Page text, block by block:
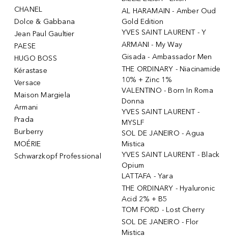
CHANEL
Dolce & Gabbana
Jean Paul Gaultier
PAESE
HUGO BOSS
Kérastase
Versace
Maison Margiela
Armani
Prada
Burberry
MOÉRIE
Schwarzkopf Professional
AL HARAMAIN - Amber Oud
Gold Edition
YVES SAINT LAURENT - Y
ARMANI - My Way
Gisada - Ambassador Men
THE ORDINARY - Niacinamide
10% + Zinc 1%
VALENTINO - Born In Roma
Donna
YVES SAINT LAURENT -
MYSLF
SOL DE JANEIRO - Agua
Mistica
YVES SAINT LAURENT - Black
Opium
LATTAFA - Yara
THE ORDINARY - Hyaluronic
Acid 2% + B5
TOM FORD - Lost Cherry
SOL DE JANEIRO - Flor
Mistica